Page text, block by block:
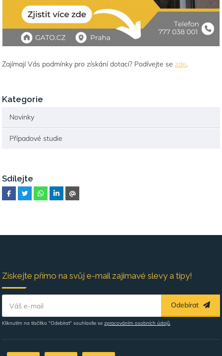
Zajímají Vás podmínky pro získání dotací? Podívejte sezde.
Kategorie
Novinky
Případové studie
Sdílejte
Získejte přímo na svůj e-mail zajímavé slevy a tipy!
Váš e-mail Odebírat
Kliknutím na tlačítko "Odebírat" souhlasíte sezpracováním osobních údajů.